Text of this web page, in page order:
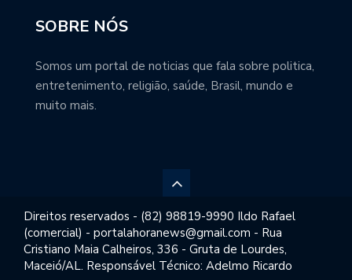
SOBRE NÓS
Somos um portal de noticias que fala sobre politica,
entretenimento, religião, saúde, Brasil, mundo e
muito mais.
Direitos reservados - (82) 98819-9990 Ildo Rafael
(comercial) - portalahoranews@gmail.com - Rua
Cristiano Maia Calheiros, 336 - Gruta de Lourdes,
Maceió/AL. Responsável Técnico: Adelmo Ricardo